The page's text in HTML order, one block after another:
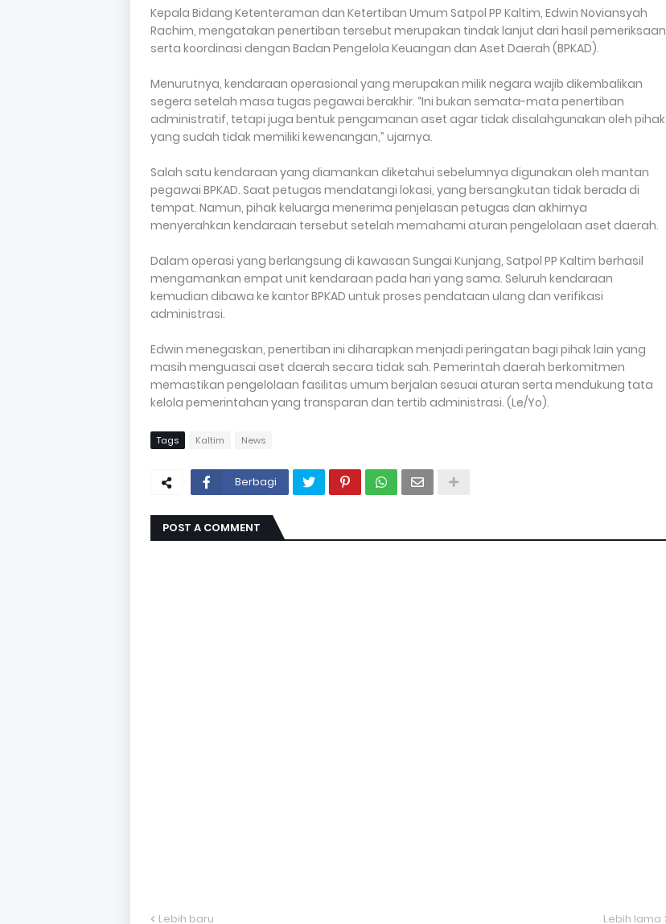
Kepala Bidang Ketenteraman dan Ketertiban Umum Satpol PP Kaltim, Edwin Noviansyah
Rachim, mengatakan penertiban tersebut merupakan tindak lanjut dari hasil pemeriksaan
serta koordinasi dengan Badan Pengelola Keuangan dan Aset Daerah (BPKAD).
Menurutnya, kendaraan operasional yang merupakan milik negara wajib dikembalikan
segera setelah masa tugas pegawai berakhir. “Ini bukan semata-mata penertiban
administratif, tetapi juga bentuk pengamanan aset agar tidak disalahgunakan oleh pihak
yang sudah tidak memiliki kewenangan,” ujarnya.
Salah satu kendaraan yang diamankan diketahui sebelumnya digunakan oleh mantan
pegawai BPKAD. Saat petugas mendatangi lokasi, yang bersangkutan tidak berada di
tempat. Namun, pihak keluarga menerima penjelasan petugas dan akhirnya
menyerahkan kendaraan tersebut setelah memahami aturan pengelolaan aset daerah.
Dalam operasi yang berlangsung di kawasan Sungai Kunjang, Satpol PP Kaltim berhasil
mengamankan empat unit kendaraan pada hari yang sama. Seluruh kendaraan
kemudian dibawa ke kantor BPKAD untuk proses pendataan ulang dan verifikasi
administrasi.
Edwin menegaskan, penertiban ini diharapkan menjadi peringatan bagi pihak lain yang
masih menguasai aset daerah secara tidak sah. Pemerintah daerah berkomitmen
memastikan pengelolaan fasilitas umum berjalan sesuai aturan serta mendukung tata
kelola pemerintahan yang transparan dan tertib administrasi. (Le/Yo).
Tags Kaltim News
Berbagi
POST A COMMENT
Lebih baru Lebih lama